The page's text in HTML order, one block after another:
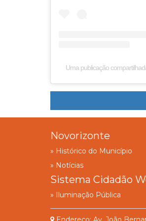
Uma publicação
Novorizonte
» Histórico do Município
» Notícias
Sistema Cidadão
» Iluminação Pública